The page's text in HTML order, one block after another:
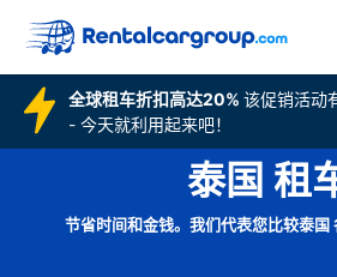
全球租车折扣高达20% 该促销活动
- 今天就利用起来吧！
泰国 租
节省时间和金钱。我们代表您比较泰国